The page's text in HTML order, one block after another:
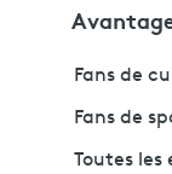
Fans de
Fans de
Toutes les